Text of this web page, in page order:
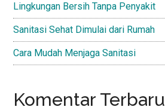
Lingkungan Bersih Tanpa Penyakit
Sanitasi Sehat Dimulai dari Rumah
Cara Mudah Menjaga Sanitasi
Komentar Terbaru